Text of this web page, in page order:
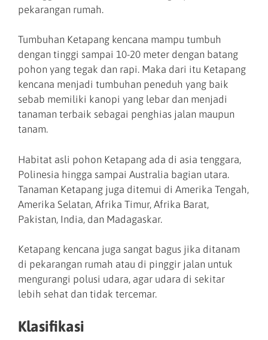
pekarangan rumah.
Tumbuhan Ketapang kencana mampu tumbuh
dengan tinggi sampai 10-20 meter dengan batang
pohon yang tegak dan rapi. Maka dari itu Ketapang
kencana menjadi tumbuhan peneduh yang baik
sebab memiliki kanopi yang lebar dan menjadi
tanaman terbaik sebagai penghias jalan maupun
tanam.
Habitat asli pohon Ketapang ada di asia tenggara,
Polinesia hingga sampai Australia bagian utara.
Tanaman Ketapang juga ditemui di Amerika Tengah,
Amerika Selatan, Afrika Timur, Afrika Barat,
Pakistan, India, dan Madagaskar.
Ketapang kencana juga sangat bagus jika ditanam
di pekarangan rumah atau di pinggir jalan untuk
mengurangi polusi udara, agar udara di sekitar
lebih sehat dan tidak tercemar.
Klasifikasi